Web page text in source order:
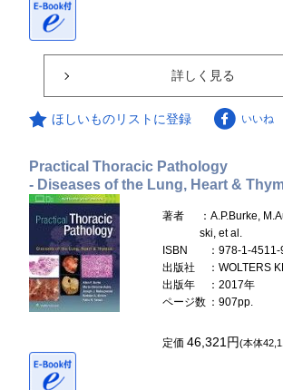
詳しく見る
ほしいものリストに登録 いいね
Practical Thoracic Pathology
- Diseases of the Lung, Heart &
著者
：A.P.Burke,
ski, et al.
ISBN
：978-1-
出版社
：WOLTERS
出版年
：2017年
ページ数 ：907pp.
定価46,321円(本体